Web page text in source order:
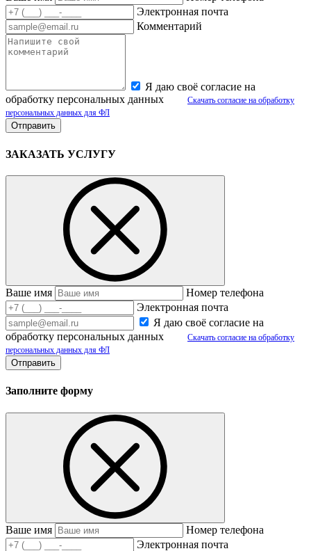
Электронная почта
Комментарий
Я даю своё согласие на
обработку персональных данных
Скачать согласие на обработку
персональных данных для ФЛ
ЗАКАЗАТЬ УСЛУГУ
Ваше имя
Номер телефона
Электронная почта
Я даю своё согласие на
обработку персональных данных
Скачать согласие на обработку
персональных данных для ФЛ
Заполните форму
Ваше имя
Номер телефона
Электронная почта